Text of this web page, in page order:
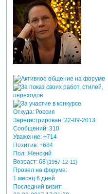
Откуда:Россия
Зарегистрирован: 22-09-2013
Сообщений:310
Уважение: +714
Позитив: +684
Пол:Женский
Возраст:68 [1957-12-11]
Провел на форуме:
1 месяц 6 дней
Последний визит: